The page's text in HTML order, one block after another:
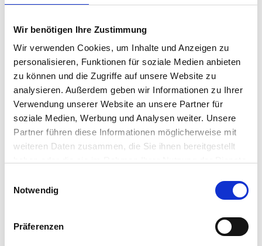
Wir benötigen Ihre Zustimmung
Wir verwenden Cookies, um Inhalte und Anzeigen zu
personalisieren, Funktionen für soziale Medien anbieten
zu können und die Zugriffe auf unsere Website zu
analysieren. Außerdem geben wir Informationen zu Ihrer
Verwendung unserer Website an unsere Partner für
soziale Medien, Werbung und Analysen weiter. Unsere
Partner führen diese Informationen möglicherweise mit
weiteren Daten zusammen, die Sie ihnen bereitgestellt
Notwendig
Präferenzen
im Dachgeschoss eines gepflegten Mehrfamilienhauses aus
dem Jahr 1973 und bietet auf ca. 58 m² Wohnfläche ein
Weiterlesen...
Austattung
+ Lichtdurchflutete Dachgeschosswohnung mit angenehmer
Wohnatmosphäre
+ Neuwertiges Bad, gepflegte Böden und hochwertige
Einbauküche von 2022
+ Separates Kellerabteil
Lage